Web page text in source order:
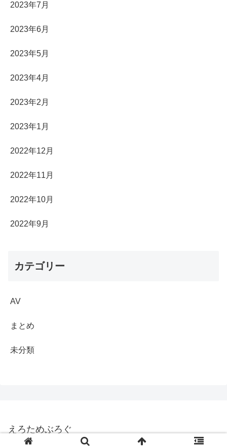
2023年7月
2023年6月
2023年5月
2023年4月
2023年2月
2023年1月
2022年12月
2022年11月
2022年10月
2022年9月
カテゴリー
AV
まとめ
未分類
えろためぶろぐ
© 2022 えろためぶろぐ.